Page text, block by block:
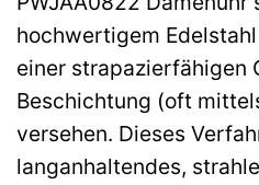
hochwertigem
einer strapazierfähigen
Beschichtung (oft
versehen. Dieses
langanhaltendes,